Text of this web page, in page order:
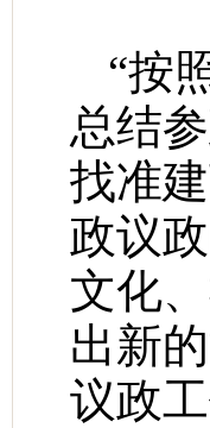
“按
总结
找准
政议
文化
出新
议政